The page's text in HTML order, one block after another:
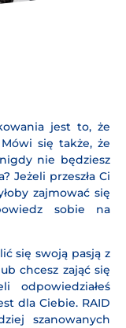
jest to, że
się także, że
nie będziesz
Jeżeli przeszła Ci
zajmować się
sobie na
się swoją pasją z
chcesz zająć się
odpowiedziałeś
dla Ciebie. RAID
szanowanych